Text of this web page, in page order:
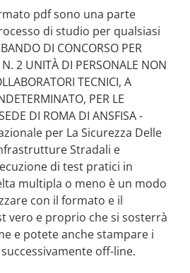
pdf sono una parte
di studio per qualsiasi
DI CONCORSO PER
N. 2 UNITÀ DI PERSONALE NON
TECNICI, A
PER LE
DI ROMA DI ANSFISA -
per La Sicurezza Delle
Stradali e
di test pratici in
multipla o meno è un modo
con il formato e il
vero e proprio che si sosterrà
e potete anche stampare i
off-line.